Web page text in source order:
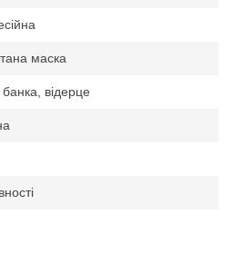
маска
відерце